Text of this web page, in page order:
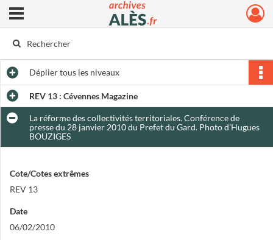
Archives municipales d'Alès
Ouvrir le menu déroulant
Dépliertous les niveaux
REV 13 : Cévennes Magazine
La réforme des collectivités territoriales. Conférence de
presse du 28 janvier 2010 du Prefet du Gard. Photo d'Hugues
BOUZIGES
Cote/Cotes extrêmes
REV 13
Date
06/02/2010